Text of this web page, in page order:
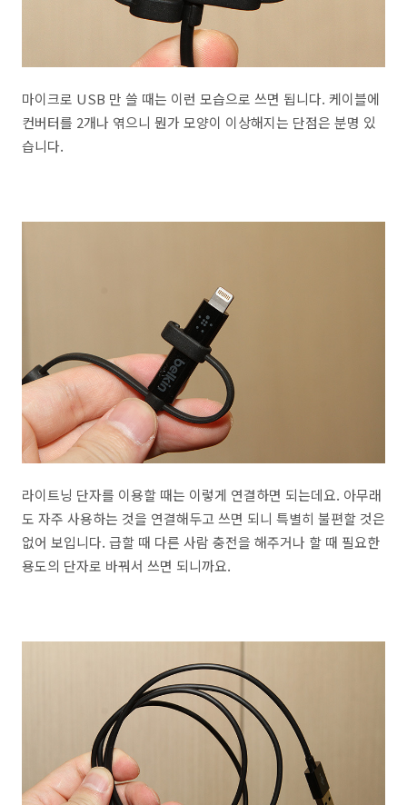
마이크로 USB 만 쓸 때는 이런 모습으로 쓰면 됩니다. 케이블에
컨버터를 2개나 엮으니 뭔가 모양이 이상해지는 단점은 분명 있
습니다.
라이트닝 단자를 이용할 때는 이렇게 연결하면 되는데요. 아무래
도 자주 사용하는 것을 연결해두고 쓰면 되니 특별히 불편할 것은
없어 보입니다. 급할 때 다른 사람 충전을 해주거나 할 때 필요한
용도의 단자로 바꿔서 쓰면 되니까요.